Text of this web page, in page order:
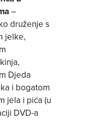
–
druženje s
jelke,
Djeda
i bogatom
jela i pića (u
DVD-a